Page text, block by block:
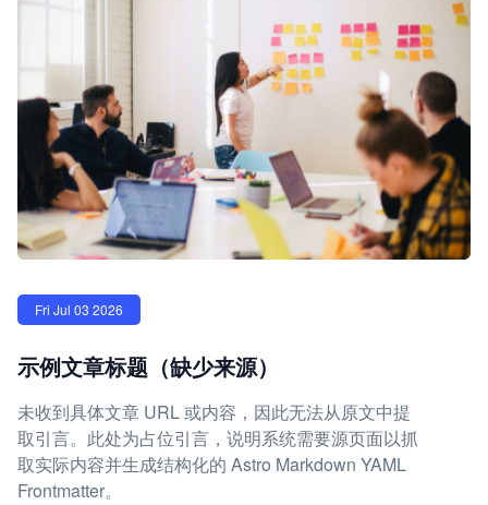
Fri Jul 03 2026
示例文章标题（缺少来源）
未收到具体文章 URL 或内容，因此无法从原文中提
取引言。此处为占位引言，说明系统需要源页面以抓
取实际内容并生成结构化的 Astro Markdown YAML
Frontmatter。